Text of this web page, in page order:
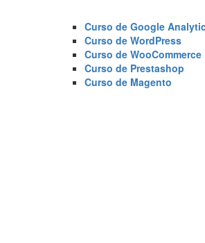
Curso de Google
Curso de WordPress
Curso de WooCommerce
Curso de Prestashop
Curso de Magento